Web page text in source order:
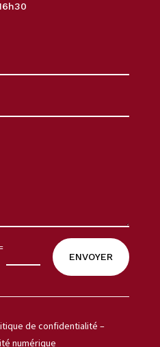
ENVOYER
de confidentialité–
numérique